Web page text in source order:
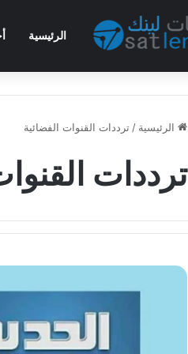
الرئيسية
الرئيسية / ترددات القنوات الفضائية
ترددات